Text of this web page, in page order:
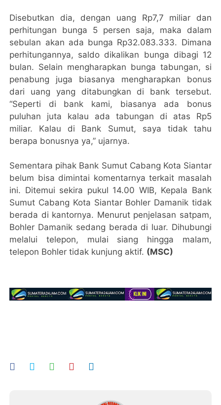
Disebutkan dia, dengan uang Rp7,7 miliar dan
perhitungan bunga 5 persen saja, maka dalam
sebulan akan ada bunga Rp32.083.333. Dimana
perhitungannya, saldo dikalikan bunga dibagi 12
bulan. Selain mengharapkan bunga tabungan, si
penabung juga biasanya mengharapkan bonus
dari uang yang ditabungkan di bank tersebut.
“Seperti di bank kami, biasanya ada bonus
puluhan juta kalau ada tabungan di atas Rp5
miliar. Kalau di Bank Sumut, saya tidak tahu
berapa bonusnya ya,” ujarnya.
Sementara pihak Bank Sumut Cabang Kota Siantar
belum bisa dimintai komentarnya terkait masalah
ini. Ditemui sekira pukul 14.00 WIB, Kepala Bank
Sumut Cabang Kota Siantar Bohler Damanik tidak
berada di kantornya. Menurut penjelasan satpam,
Bohler Damanik sedang berada di luar. Dihubungi
melalui telepon, mulai siang hingga malam,
telepon Bohler tidak kunjung aktif. (MSC)